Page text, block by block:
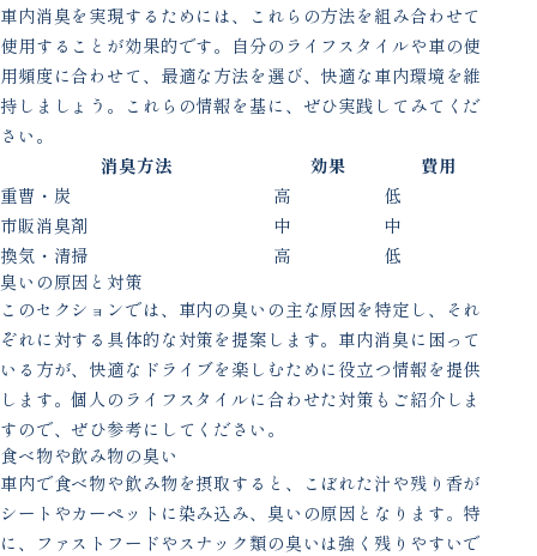
車内消臭を実現するためには、これらの方法を組み合わせて
使用することが効果的です。自分のライフスタイルや車の使
用頻度に合わせて、最適な方法を選び、快適な車内環境を維
持しましょう。これらの情報を基に、ぜひ実践してみてくだ
さい。
消臭方法
効果
費用
重曹・炭
高
低
市販消臭剤
中
中
換気・清掃
高
低
臭いの原因と対策
このセクションでは、車内の臭いの主な原因を特定し、それ
ぞれに対する具体的な対策を提案します。車内消臭に困って
いる方が、快適なドライブを楽しむために役立つ情報を提供
します。個人のライフスタイルに合わせた対策もご紹介しま
すので、ぜひ参考にしてください。
食べ物や飲み物の臭い
車内で食べ物や飲み物を摂取すると、こぼれた汁や残り香が
シートやカーペットに染み込み、臭いの原因となります。特
に、ファストフードやスナック類の臭いは強く残りやすいで